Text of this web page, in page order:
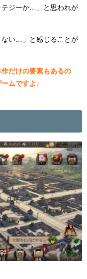
テジーか…」と思われが
ない…」と感じることが
だけの要素もあるの
ムですよ♪